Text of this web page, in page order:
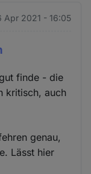
Apr 2021 - 16:05
finde - die
kritisch, auch
genau,
Lässt hier